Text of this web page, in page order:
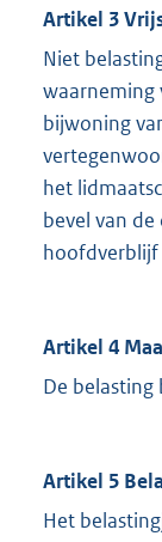
Artikel 3
Niet
waarneming
bijwoning
het
bevel van
Artikel 4
De
Artikel 5
Het